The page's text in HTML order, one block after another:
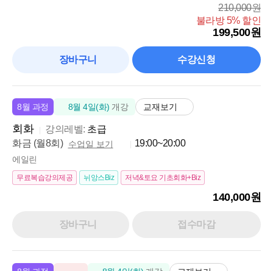
210,000원
불라방 5% 할인
199,500원
장바구니 수강신청
8월 과정 8월 4일(화) 개강 교재보기
회화 강의레벨: 초급
화금 (월8회) 수업일 보기 19:00~20:00
에일린
무료복습강의제공 뉘앙스Biz 저녁&토요 기초회화+Biz
140,000원
장바구니 접수마감